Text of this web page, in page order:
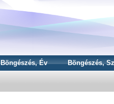
Böngészés, Év Böngészés,